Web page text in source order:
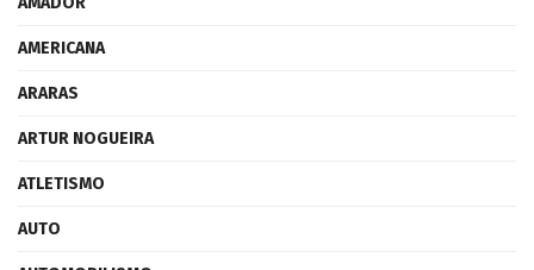
AMERICANA
ARARAS
ARTUR NOGUEIRA
ATLETISMO
AUTO